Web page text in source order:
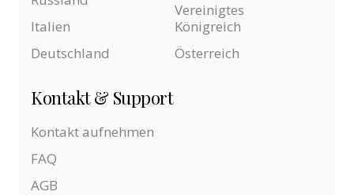
Italien
Deutschland
Vereinigtes
Königreich
Österreich
Kontakt & Support
Kontakt aufnehmen
FAQ
AGB